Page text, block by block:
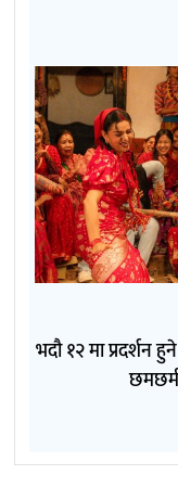
भदौ १२ मा प्रदर्शन